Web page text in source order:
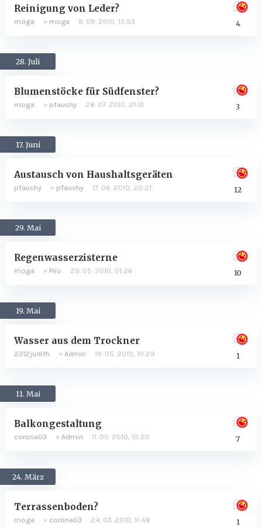
4
Reinigung von Leder?
moga » moga 9. 09. 2010, 13:53
28. Juli
3
Blumenstöcke für Südfenster?
moga » pfauchy 28. 07. 2010, 21:13
17. Juni
12
Austausch von Haushaltsgeräten
pfauchy » pfauchy 17. 06. 2010, 20:21
29. Mai
10
Regenwasserzisterne
moga » Piro 29. 05. 2010, 01:26
19. Mai
1
Wasser aus dem Trockner
2312judith » Admin 19. 05. 2010, 10:29
11. Mai
7
Balkongestaltung
corona03 » Admin 11. 05. 2010, 10:20
24. März
1
Terrassenboden?
moga » corona03 24. 03. 2010, 11:48